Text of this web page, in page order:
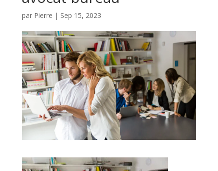
par Pierre | Sep 15, 2023